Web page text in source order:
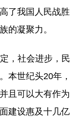
了我国人民战胜
的凝聚力。
，社会进步，民
本世纪头20年，
且可以大有作为
建设惠及十几亿